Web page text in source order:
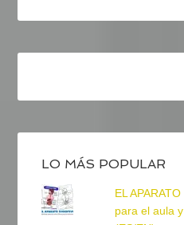
LO MÁS POPULAR
EL
para el aula